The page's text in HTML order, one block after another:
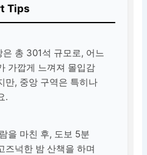
Tips
총 301석 규모로, 어느
가깝게 느껴져 몰입감
만, 중앙 구역은 특히나
.
을 마친 후, 도보 5분
즈넉한 밤 산책을 하며